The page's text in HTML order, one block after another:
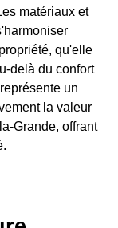
matériaux et
qu'elle
delà du confort
un
la valeur
Grande, offrant